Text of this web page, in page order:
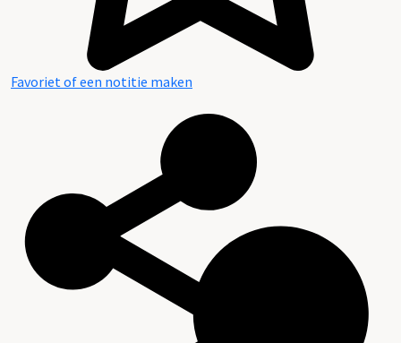
Favoriet of een notitie maken